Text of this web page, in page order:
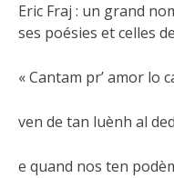
Eric Fraj : un grand
ses poésies et celles
« Cantam pr’ amor lo
ven de tan luènh al
e quand nos ten